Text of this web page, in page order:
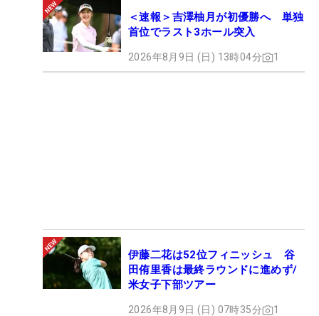
＜速報＞吉澤柚月が初優勝へ 単独
首位でラスト3ホール突入
2026年8月9日 (日) 13時04分 1
伊藤二花は52位フィニッシュ 谷
田侑里香は最終ラウンドに進めず/
米女子下部ツアー
2026年8月9日 (日) 07時35分 1